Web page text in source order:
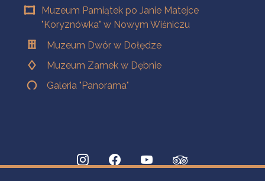
Muzeum Pamiątek po Janie Matejce
"Koryznówka" w Nowym Wiśniczu
Muzeum Dwór w Dołędze
Muzeum Zamek w Dębnie
Galeria "Panorama"